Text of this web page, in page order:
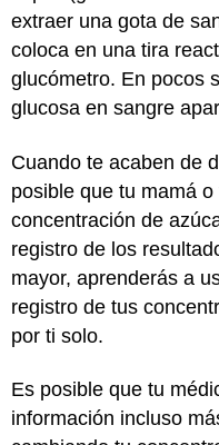
extraer una gota de
coloca en una tira
glucómetro. En pocos
glucosa en sangre
Cuando te acaben de
posible que tu mamá
concentración de
registro de los
mayor, aprenderás a
registro de tus
por ti solo.
Es posible que tu
información incluso